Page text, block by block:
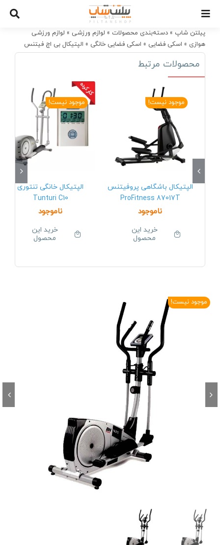
contentپیلتن شاپ » دسته‌بندی محصولات » لوازم ورزشی » لوازم ورزشی
هوازی » اسکی فضایی » اسکی فضایی خانگی » الپتیکال بی اچ فیتنس
NLS12
محصولات مرتبط
موجود نیست!
الپتیکال باشگاهی پروفیتنس
ProFitness 87017T
ناموجود
خرید این
محصول
موجود نیست!
الپتیکال خانگی تنتوری
Tunturi C10
ناموجود
خرید این
محصول
موجود نیست!